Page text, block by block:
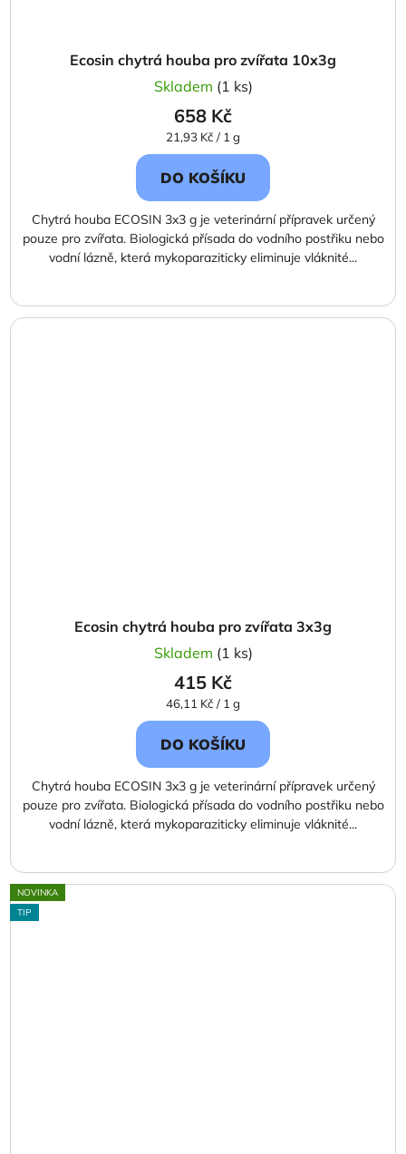
Ecosin chytrá houba pro zvířata 10x3g
Skladem (1 ks)
658 Kč
Měrná
cena:
21,93 Kč / 1 g
DO KOŠÍKU
Chytrá houba ECOSIN 3x3 g je veterinární přípravek určený
pouze pro zvířata. Biologická přísada do vodního postřiku nebo
vodní lázně, která mykoparaziticky eliminuje vláknité...
Ecosin chytrá houba pro zvířata 3x3g
Skladem (1 ks)
415 Kč
Měrná
cena:
46,11 Kč / 1 g
DO KOŠÍKU
Chytrá houba ECOSIN 3x3 g je veterinární přípravek určený
pouze pro zvířata. Biologická přísada do vodního postřiku nebo
vodní lázně, která mykoparaziticky eliminuje vláknité...
NOVINKA
TIP